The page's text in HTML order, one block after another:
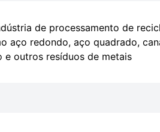
de processamento de
aço redondo, aço quadrado,
e outros resíduos de metais